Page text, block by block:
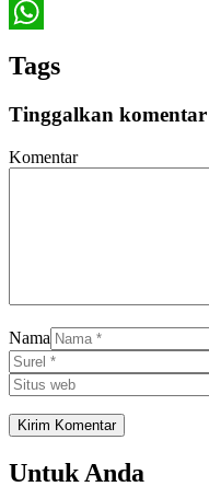
Twitter
Tags
Tinggalkan komentar
Komentar
Nama
Untuk Anda